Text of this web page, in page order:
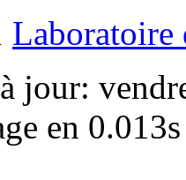
Laboratoire
jour:
en 0.013s